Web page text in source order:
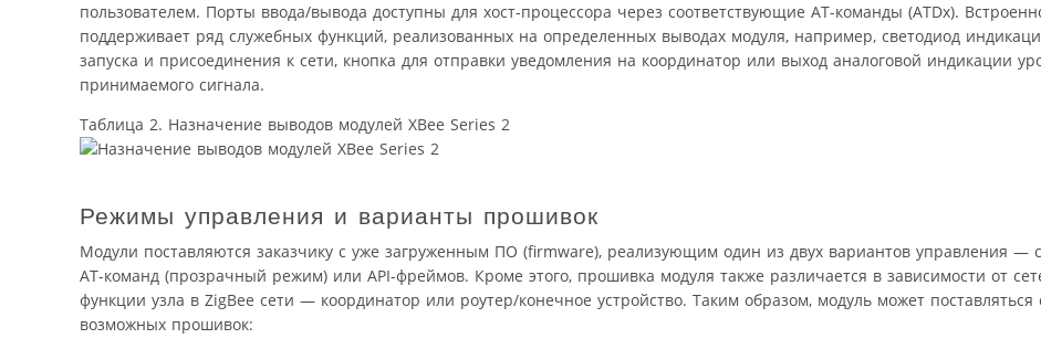
пользователем. Порты ввода/вывода доступны для хост-процессора через соответствующие AT-команды (ATDx).
поддерживает ряд служебных функций, реализованных на определенных выводах модуля, например, светодиод
запуска и присоединения к сети, кнопка для отправки уведомления на координатор или выход аналоговой индикации
принимаемого сигнала.
Таблица 2. Назначение выводов модулей XBee Series 2
Режимы управления и варианты прошивок
Модули поставляются заказчику с уже загруженным ПО (firmware), реализующим один из двух вариантов управления
AT-команд (прозрачный режим) или API-фреймов. Кроме этого, прошивка модуля также различается в зависимости от
функции узла в ZigBee сети — координатор или роутер/конечное устройство. Таким образом, модуль может поставляться
возможных прошивок: